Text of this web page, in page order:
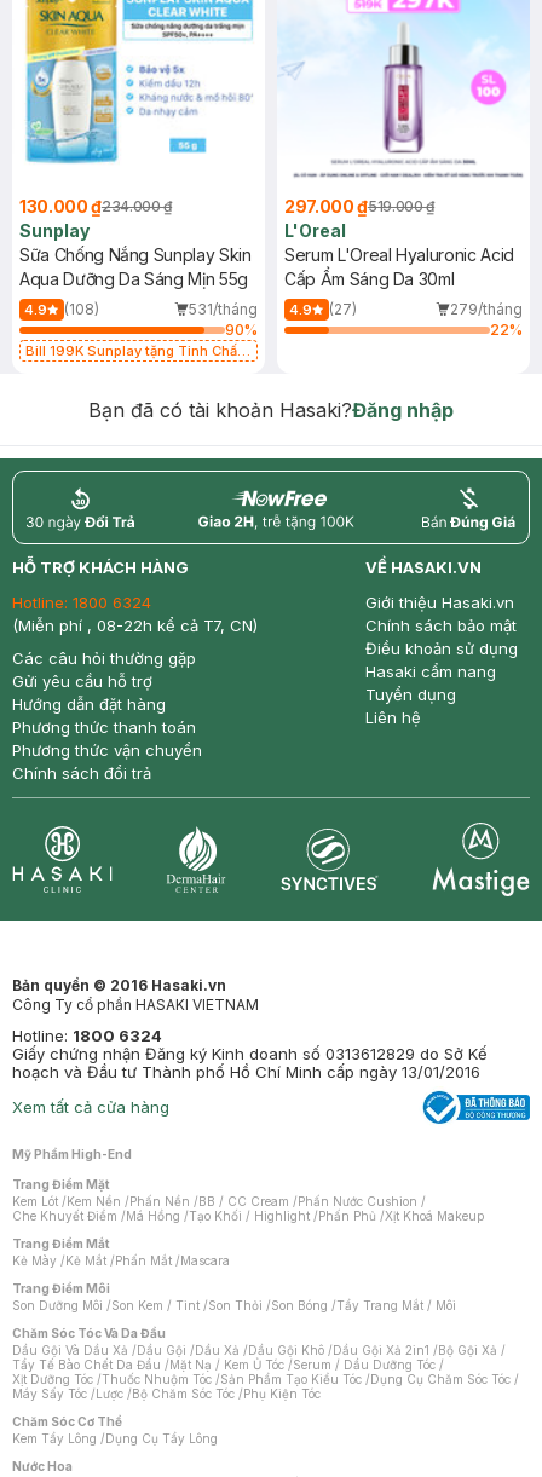
130.000 ₫234.000 ₫
Sunplay
Sữa Chống Nắng Sunplay Skin
Aqua Dưỡng Da Sáng Mịn 55g
4.9 (108)
531/tháng
90%
Bill 199K Sunplay tặng Tinh Chất
297.000 ₫519.000 ₫
L'Oreal
Serum L'Oreal Hyaluronic Acid
Cấp Ẩm Sáng Da 30ml
4.9 (27)
279/tháng
22%
Bạn đã có tài khoản Hasaki?Đăng nhập
return nowfree price
HỖ TRỢ KHÁCH HÀNG
Hotline: 1800 6324
(Miễn phí , 08-22h kể cả T7, CN)
Các câu hỏi thường gặp
Gửi yêu cầu hỗ trợ
Hướng dẫn đặt hàng
Phương thức thanh toán
Phương thức vận chuyển
Chính sách đổi trả
VỀ HASAKI.VN
Giới thiệu Hasaki.vn
Chính sách bảo mật
Điều khoản sử dụng
Hasaki cẩm nang
Tuyển dụng
Liên hệ
Bản quyền © 2016 Hasaki.vn
Công Ty cổ phần HASAKI VIETNAM
Hotline: 1800 6324
Giấy chứng nhận Đăng ký Kinh doanh số 0313612829 do Sở Kế
hoạch và Đầu tư Thành phố Hồ Chí Minh cấp ngày 13/01/2016
Xem tất cả cửa hàng
Mỹ Phẩm High-End
Trang Điểm Mặt
Kem Lót /Kem Nền /Phấn Nền /BB / CC Cream /Phấn Nước Cushion /
Che Khuyết Điểm /Má Hồng /Tạo Khối / Highlight /Phấn Phủ /Xịt Khoá Makeup
Trang Điểm Mắt
Kẻ Mày /Kẻ Mắt /Phấn Mắt /Mascara
Trang Điểm Môi
Son Dưỡng Môi /Son Kem / Tint /Son Thỏi /Son Bóng /Tẩy Trang Mắt / Môi
Chăm Sóc Tóc Và Da Đầu
Dầu Gội Và Dầu Xả /Dầu Gội /Dầu Xả /Dầu Gội Khô /Dầu Gội Xả 2in1 /Bộ Gội Xả /
Tẩy Tế Bào Chết Da Đầu /Mặt Nạ / Kem Ủ Tóc /Serum / Dầu Dưỡng Tóc /
Xịt Dưỡng Tóc /Thuốc Nhuộm Tóc /Sản Phẩm Tạo Kiểu Tóc /Dụng Cụ Chăm Sóc Tóc /
Máy Sấy Tóc /Lược /Bộ Chăm Sóc Tóc /Phụ Kiện Tóc
Chăm Sóc Cơ Thể
Kem Tẩy Lông /Dụng Cụ Tẩy Lông
Nước Hoa